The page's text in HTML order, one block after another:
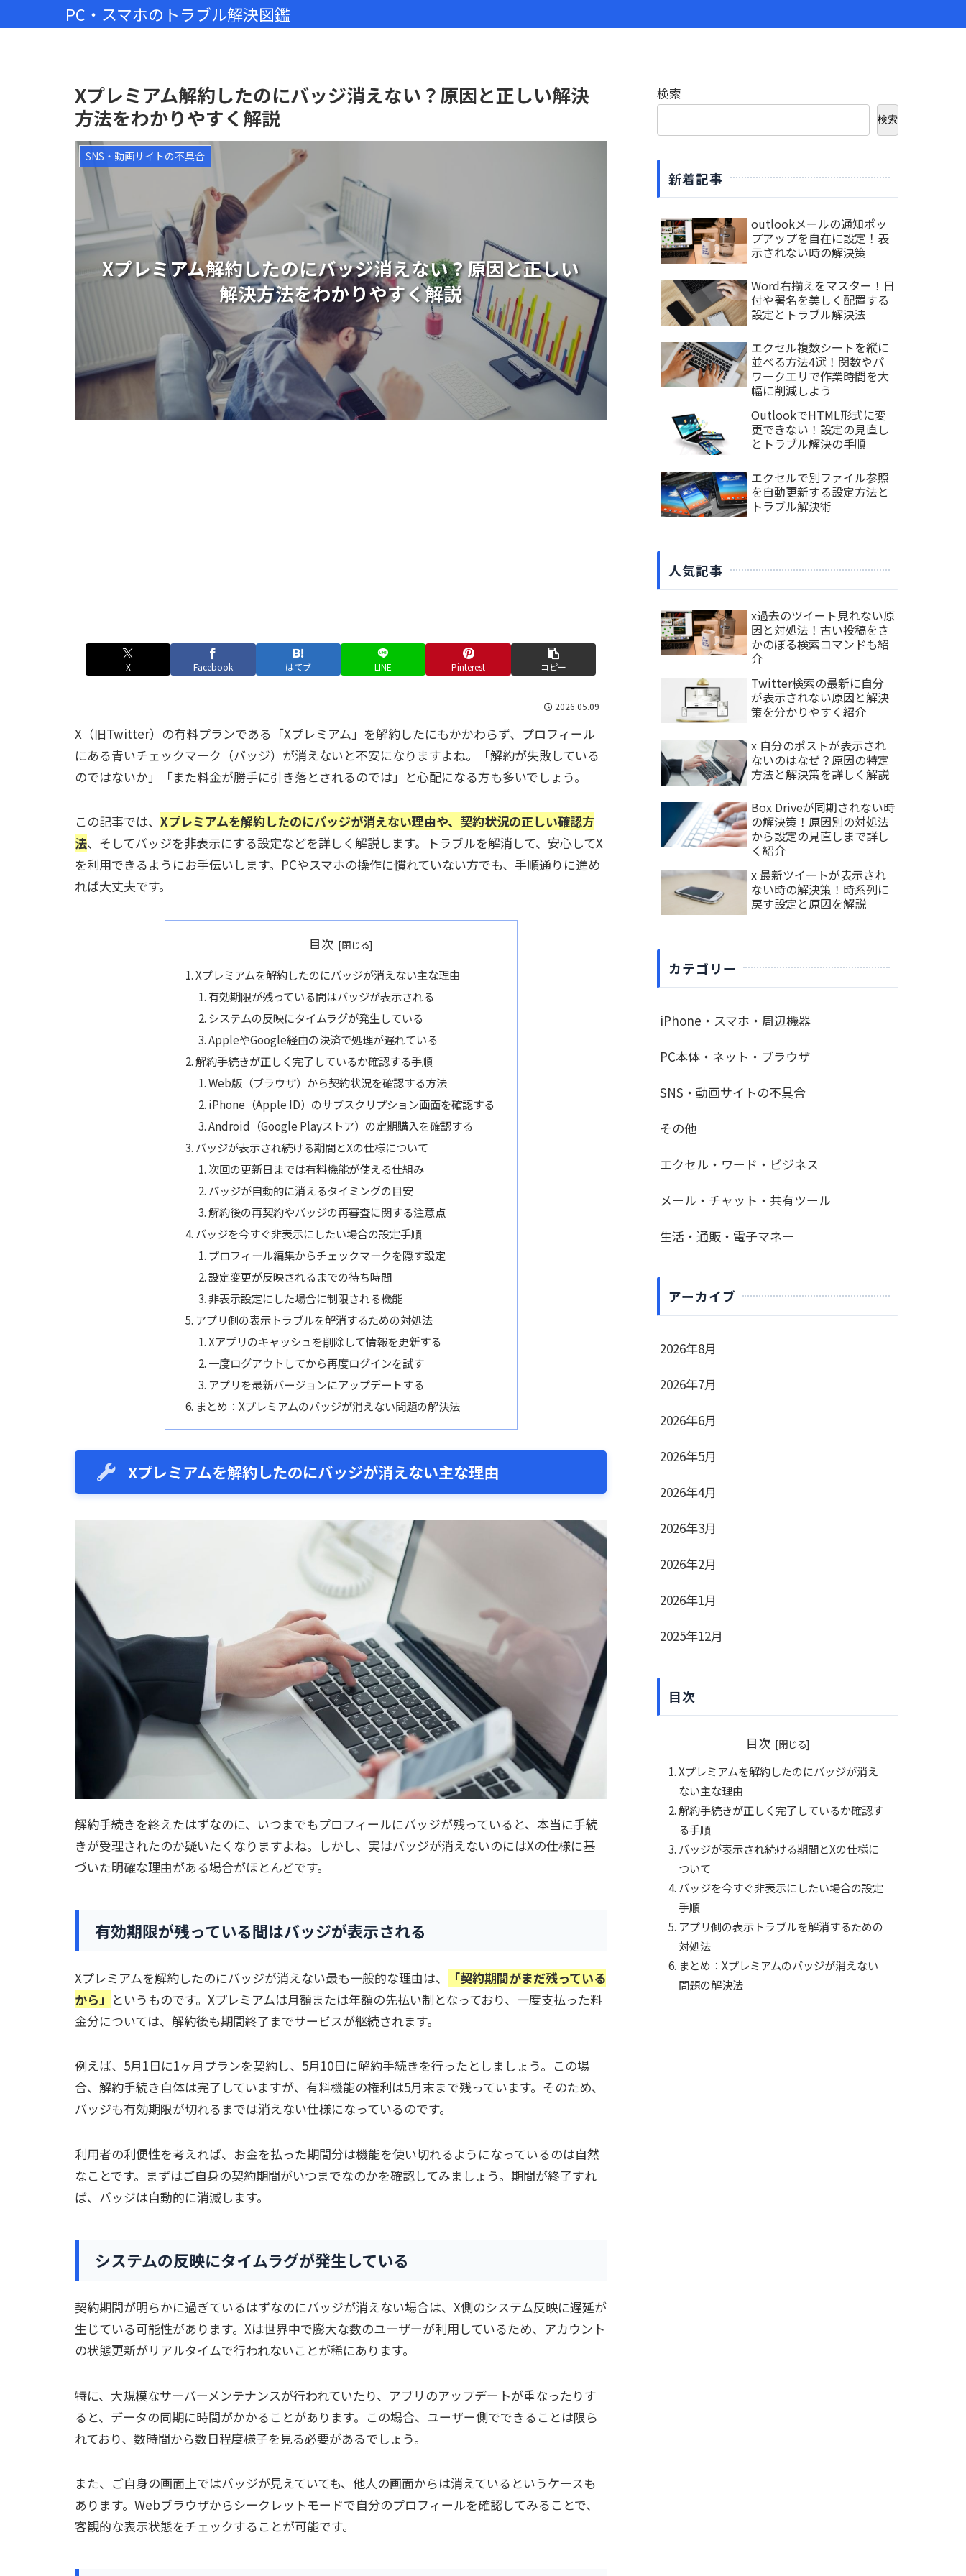
PC・スマホのトラブル解決図鑑
Xプレミアム解約したのにバッジ消えない？原因と正しい解決
方法をわかりやすく解説
Xプレミアム解約したのにバッジ消えない？原因と正しい
解決方法をわかりやすく解説
SNS・動画サイトの不具合
X Facebook はてブ LINE Pinterest コピー
2026.05.09
X（旧Twitter）の有料プランである「Xプレミアム」を解約したにもかかわらず、プロフィール
にある青いチェックマーク（バッジ）が消えないと不安になりますよね。「解約が失敗している
のではないか」「また料金が勝手に引き落とされるのでは」と心配になる方も多いでしょう。
この記事では、 Xプレミアムを解約したのにバッジが消えない理由や、契約状況の正しい確認方
法、そしてバッジを非表示にする設定などを詳しく解説します。トラブルを解消して、安心してX
を利用できるようにお手伝いします。PCやスマホの操作に慣れていない方でも、手順通りに進め
れば大丈夫です。
目次
Xプレミアムを解約したのにバッジが消えない主な理由
有効期限が残っている間はバッジが表示される
システムの反映にタイムラグが発生している
AppleやGoogle経由の決済で処理が遅れている
解約手続きが正しく完了しているか確認する手順
Web版（ブラウザ）から契約状況を確認する方法
iPhone（Apple ID）のサブスクリプション画面を確認する
Android（Google Playストア）の定期購入を確認する
バッジが表示され続ける期間とXの仕様について
次回の更新日までは有料機能が使える仕組み
バッジが自動的に消えるタイミングの目安
解約後の再契約やバッジの再審査に関する注意点
バッジを今すぐ非表示にしたい場合の設定手順
プロフィール編集からチェックマークを隠す設定
設定変更が反映されるまでの待ち時間
非表示設定にした場合に制限される機能
アプリ側の表示トラブルを解消するための対処法
Xアプリのキャッシュを削除して情報を更新する
一度ログアウトしてから再度ログインを試す
アプリを最新バージョンにアップデートする
まとめ：Xプレミアムのバッジが消えない問題の解決法
Xプレミアムを解約したのにバッジが消えない主な理由
解約手続きを終えたはずなのに、いつまでもプロフィールにバッジが残っていると、本当に手続
きが受理されたのか疑いたくなりますよね。しかし、実はバッジが消えないのにはXの仕様に基
づいた明確な理由がある場合がほとんどです。
有効期限が残っている間はバッジが表示される
Xプレミアムを解約したのにバッジが消えない最も一般的な理由は、
「契約期間がまだ残っている
から」 というものです。Xプレミアムは月額または年額の先払い制となっており、一度支払った料
金分については、解約後も期間終了までサービスが継続されます。
例えば、5月1日に1ヶ月プランを契約し、5月10日に解約手続きを行ったとしましょう。この場
合、解約手続き自体は完了していますが、有料機能の権利は5月末まで残っています。そのため、
バッジも有効期限が切れるまでは消えない仕様になっているのです。
利用者の利便性を考えれば、お金を払った期間分は機能を使い切れるようになっているのは自然
なことです。まずはご自身の契約期間がいつまでなのかを確認してみましょう。期間が終了すれ
ば、バッジは自動的に消滅します。
システムの反映にタイムラグが発生している
契約期間が明らかに過ぎているはずなのにバッジが消えない場合は、X側のシステム反映に遅延が
生じている可能性があります。Xは世界中で膨大な数のユーザーが利用しているため、アカウント
の状態更新がリアルタイムで行われないことが稀にあります。
特に、大規模なサーバーメンテナンスが行われていたり、アプリのアップデートが重なったりす
ると、データの同期に時間がかかることがあります。この場合、ユーザー側でできることは限ら
れており、数時間から数日程度様子を見る必要があるでしょう。
また、ご自身の画面上ではバッジが見えていても、他人の画面からは消えているというケースも
あります。Webブラウザからシークレットモードで自分のプロフィールを確認してみることで、
客観的な表示状態をチェックすることが可能です。
検索
検索
新着記事
outlookメールの通知ポッ
プアップを自在に設定！表
示されない時の解決策
Word右揃えをマスター！日
付や署名を美しく配置する
設定とトラブル解決法
エクセル複数シートを縦に
並べる方法4選！関数やパ
ワークエリで作業時間を大
幅に削減しよう
OutlookでHTML形式に変
更できない！設定の見直し
とトラブル解決の手順
エクセルで別ファイル参照
を自動更新する設定方法と
トラブル解決術
人気記事
x過去のツイート見れない原
因と対処法！古い投稿をさ
かのぼる検索コマンドも紹
介
Twitter検索の最新に自分
が表示されない原因と解決
策を分かりやすく紹介
x 自分のポストが表示され
ないのはなぜ？原因の特定
方法と解決策を詳しく解説
Box Driveが同期されない時
の解決策！原因別の対処法
から設定の見直しまで詳し
く紹介
x 最新ツイートが表示され
ない時の解決策！時系列に
戻す設定と原因を解説
カテゴリー
iPhone・スマホ・周辺機器
PC本体・ネット・ブラウザ
SNS・動画サイトの不具合
その他
エクセル・ワード・ビジネス
メール・チャット・共有ツール
生活・通販・電子マネー
アーカイブ
2026年8月
2026年7月
2026年6月
2026年5月
2026年4月
2026年3月
2026年2月
2026年1月
2025年12月
目次
目次
Xプレミアムを解約したのにバッジが消え
ない主な理由
解約手続きが正しく完了しているか確認す
る手順
バッジが表示され続ける期間とXの仕様に
ついて
バッジを今すぐ非表示にしたい場合の設定
手順
アプリ側の表示トラブルを解消するための
対処法
まとめ：Xプレミアムのバッジが消えない
問題の解決法